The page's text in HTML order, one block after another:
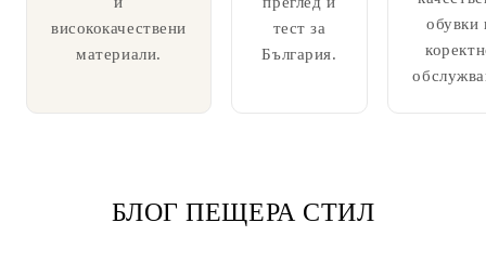
висококачествени
материали.
тест за
България.
обувки
БЛОГ ПЕЩЕРА СТИЛ